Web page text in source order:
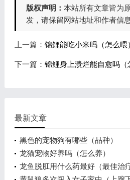
版权声明： 本站所有文章皆为
发，请保留网站地址和作者信息
上一篇： 锦鲤能吃小米吗（怎么喂
下一篇： 锦鲤身上溃烂能自愈吗（
最新文章
黑色的宠物狗有哪些（品种）
龙猫宠物好养吗（怎么养）
龙鱼脱肛用什么药最好（最佳治疗